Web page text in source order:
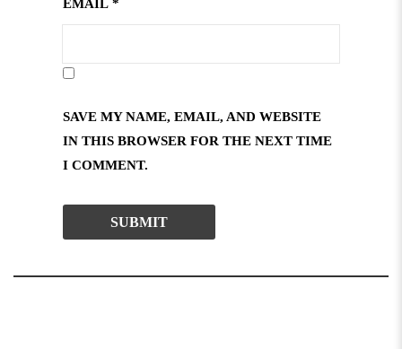
EMAIL *
SAVE MY NAME, EMAIL, AND WEBSITE
IN THIS BROWSER FOR THE NEXT TIME
I COMMENT.